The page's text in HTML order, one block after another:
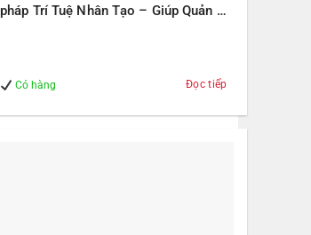
pháp Trí Tuệ Nhân Tạo – Giúp Quản lý
Có hàng Đọc tiếp